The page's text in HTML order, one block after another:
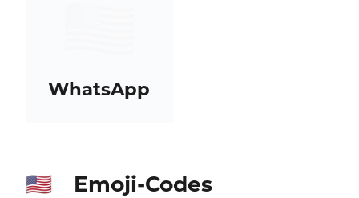
WhatsApp
🇺🇸 Emoji-Codes